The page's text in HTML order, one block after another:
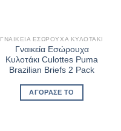
ΓΝΑΙΚΕΊΑ ΕΣΏΡΟΥΧΑ ΚΥΛΟΤΆΚΙ
Γναικεία Εσώρουχα
Κυλοτάκι Culottes Puma
Brazilian Briefs 2 Pack
ΑΓΌΡΑΣΈ ΤΟ